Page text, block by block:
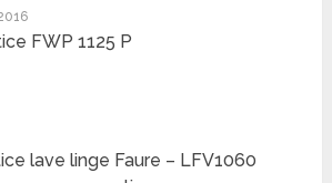
FWP 1125 P
lave linge Faure – LFV1060